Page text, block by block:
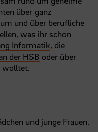
über ganz
und über berufliche
was ihr schon
Informatik, die
der HSB oder über
wolltet.
und junge Frauen.